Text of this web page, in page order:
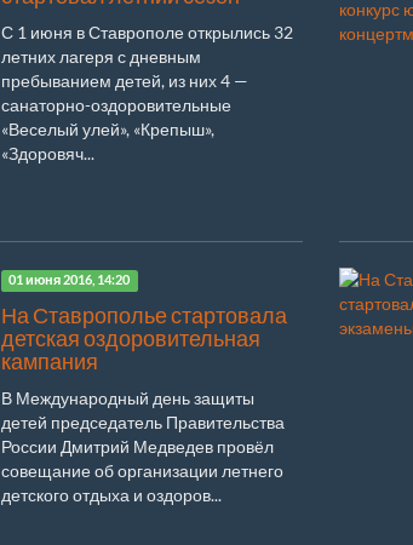
С 1 июня в Ставрополе открылись 32
летних лагеря с дневным
пребыванием детей, из них 4 —
санаторно-оздоровительные
«Веселый улей», «Крепыш»,
«Здоровяч...
01 июня 2016, 14:20
На Ставрополье стартовала
детская оздоровительная
кампания
В Международный день защиты
детей председатель Правительства
России Дмитрий Медведев провёл
совещание об организации летнего
детского отдыха и оздоров...